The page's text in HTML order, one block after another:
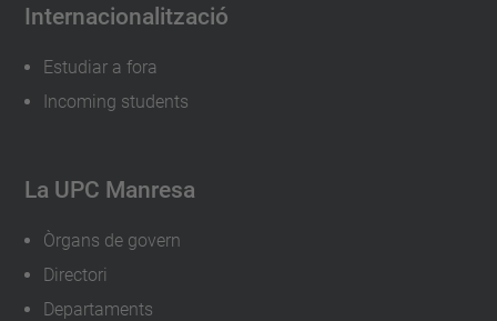
Internacionalització
Estudiar a fora
Incoming students
La UPC Manresa
Òrgans de govern
Directori
Departaments